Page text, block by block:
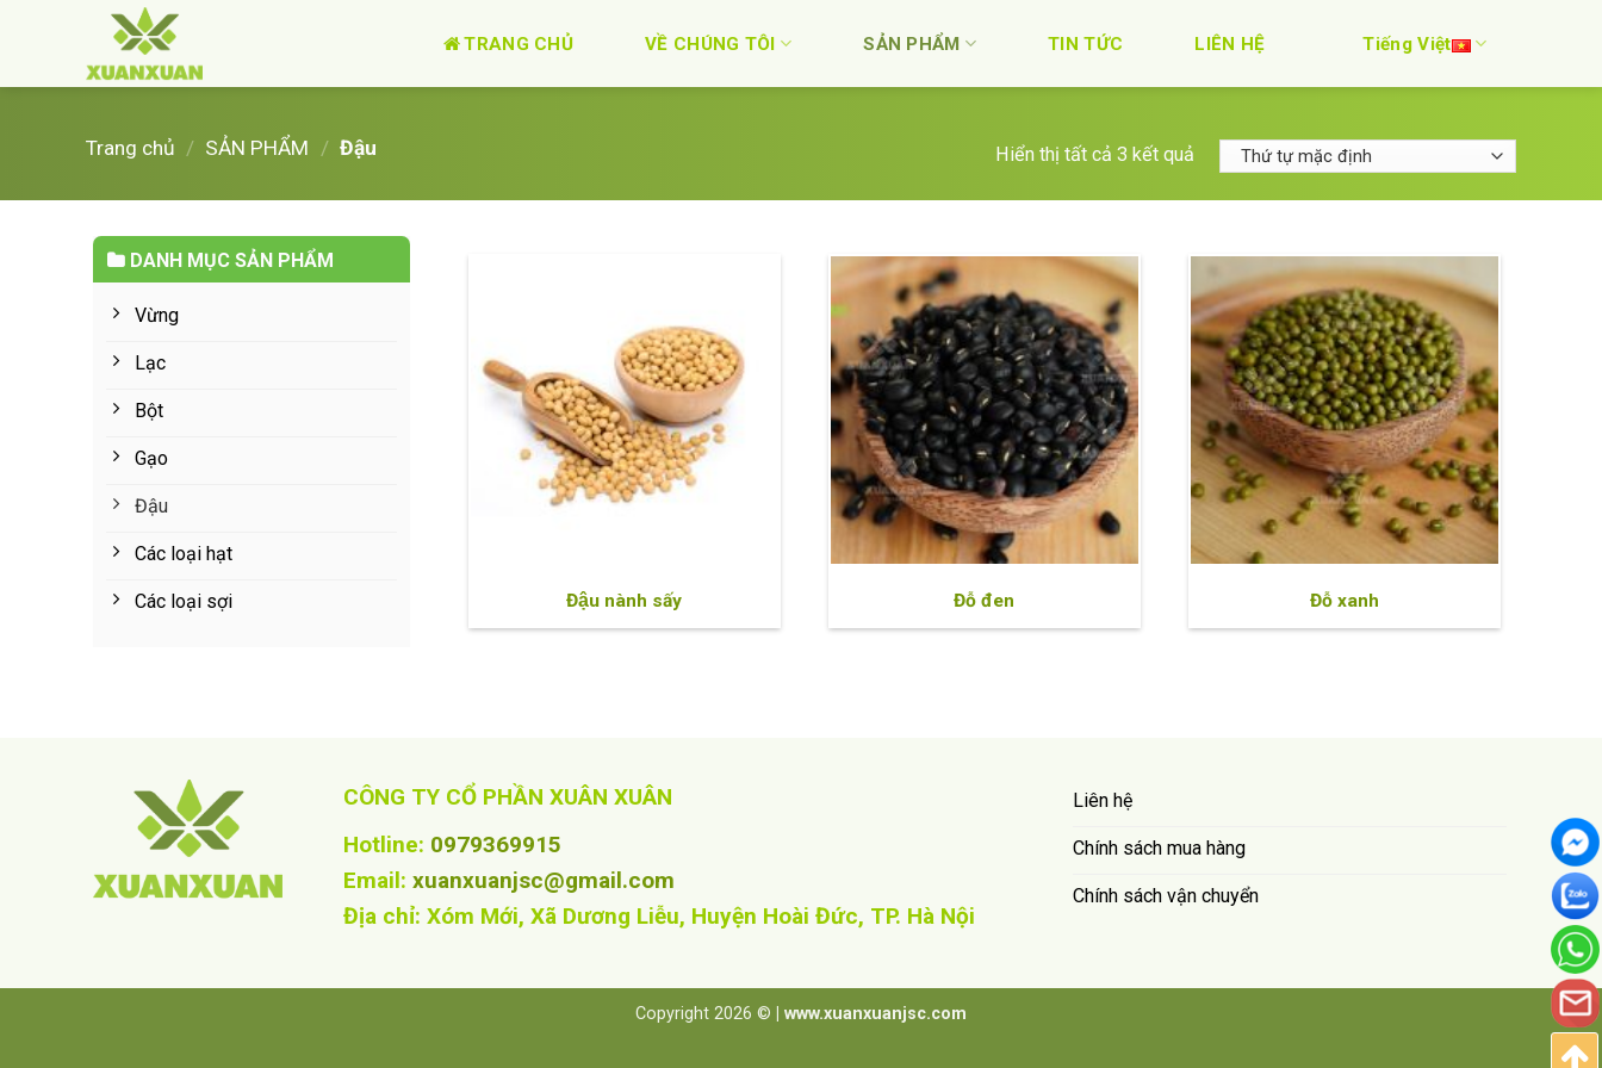
TRANG CHỦ VỀ CHÚNG TÔI SẢN PHẨM TIN TỨC LIÊN HỆ Tiếng Việt
Trang chủ / SẢN PHẨM / Đậu Hiển thị tất cả 3 kết quả
DANH MỤC SẢN PHẨM
Vừng
Lạc
Bột
Gạo
Đậu
Các loại hạt
Các loại sợi Đậu nành sấy Đỗ đen Đỗ xanh
CÔNG TY CỔ PHẦN XUÂN XUÂN
Hotline: 0979369915
Email: xuanxuanjsc@gmail.com
Địa chỉ: Xóm Mới, Xã Dương Liễu, Huyện Hoài Đức, TP. Hà Nội
Liên hệ
Chính sách mua hàng
Chính sách vận chuyển
Copyright 2026 © | www.xuanxuanjsc.com